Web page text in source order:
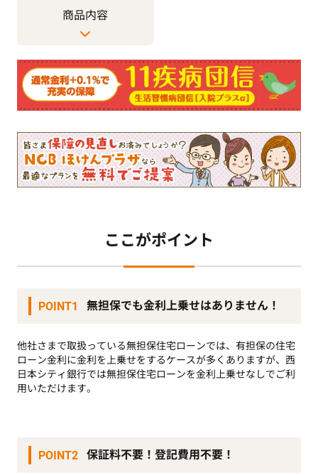
商品内容
ここがポイント
POINT1 無担保でも金利上乗せはありません！
他社さまで取扱っている無担保住宅ローンでは、有担保の住宅
ローン金利に金利を上乗せをするケースが多くありますが、西
日本シティ銀行では無担保住宅ローンを金利上乗せなしでご利
用いただけます。
POINT2 保証料不要！登記費用不要！